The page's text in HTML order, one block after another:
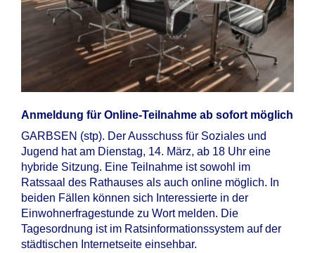
Anmeldung für Online-Teilnahme ab sofort möglich
GARBSEN (stp). Der Ausschuss für Soziales und
Jugend hat am Dienstag, 14. März, ab 18 Uhr eine
hybride Sitzung. Eine Teilnahme ist sowohl im
Ratssaal des Rathauses als auch online möglich. In
beiden Fällen können sich Interessierte in der
Einwohnerfragestunde zu Wort melden. Die
Tagesordnung ist im Ratsinformationssystem auf der
städtischen Internetseite einsehbar.